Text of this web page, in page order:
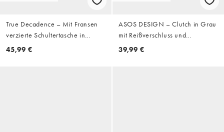
True Decadence – Mit Fransen
verzierte Schultertasche in
Orange
45,99 €
ASOS DESIGN – Clutch in Grau
mit Reißverschluss und
tropfenförmiger Verzierung
39,99 €